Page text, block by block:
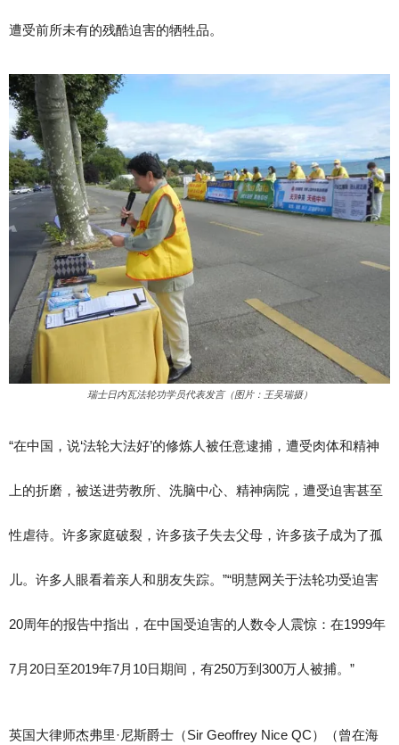
遭受前所未有的残酷迫害的牺牲品。
瑞士日内瓦法轮功学员代表发言（图片：王吴瑞摄）
“在中国，说‘法轮大法好’的修炼人被任意逮捕，遭受肉体和精神
上的折磨，被送进劳教所、洗脑中心、精神病院，遭受迫害甚至
性虐待。许多家庭破裂，许多孩子失去父母，许多孩子成为了孤
儿。许多人眼看着亲人和朋友失踪。”“明慧网关于法轮功受迫害
20周年的报告中指出，在中国受迫害的人数令人震惊：在1999年
7月20日至2019年7月10日期间，有250万到300万人被捕。”
英国大律师杰弗里·尼斯爵士（Sir Geoffrey Nice QC）（曾在海